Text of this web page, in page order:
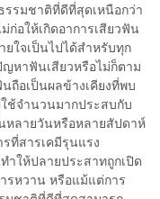
รมชาติที่ดีที่สุดเหนือกว่า
อให้เกิดอาการเสียวฟัน
ยใจเป็นไปได้สำหรับทุก
หาฟันเสียวหรือไม่ก็ตาม
ถือเป็นผลข้างเคียงที่พบ
ช้จำนวนมากประสบกับ
หลายวันหรือหลายสัปดาห์
ที่สารเคมีรุนแรง
ให้ปลายประสาทถูกเปิด
รหวาน หรือแม้แต่การ